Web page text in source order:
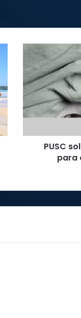
PUSC
solicita
agilizar
proyectos
para
castigar
PUSC
para